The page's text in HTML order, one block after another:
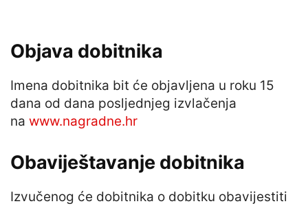
Objava dobitnika
Imena dobitnika bit će objavljena u roku 15
dana od dana posljednjeg izvlačenja
na www.nagradne.hr
Obaviještavanje dobitnika
Izvučenog će dobitnika o dobitku obavijestiti